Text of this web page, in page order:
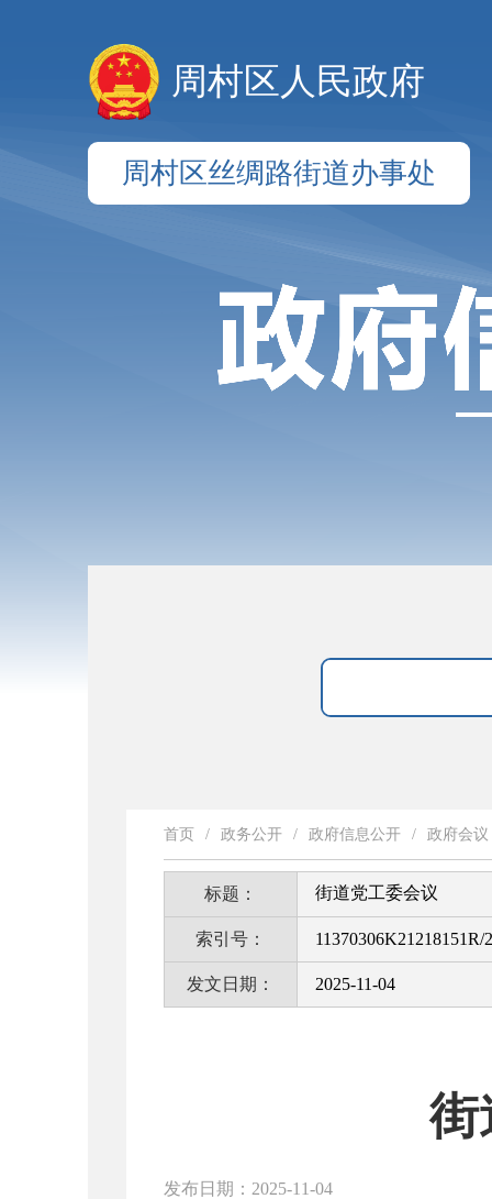
周村区人民政府
周村区丝绸路街道办事处
首页 / 政务公开 / 政府信息公开 / 政府会
标题： 街道党工委会议
索引号： 11370306K21218151R/
发文日期： 2025-11-04
街
发布日期：2025-11-04